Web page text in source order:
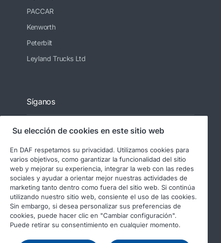
PACCAR
Kenworth
Peterbilt
Leyland Trucks Ltd
Síganos
© 2026 DAF
Aviso legal
Declaración de privacidad
Condiciones generales
Uso de cookies en DAF
Su elección de cookies en este sitio web
En DAF respetamos su privacidad. Utilizamos cookies para
varios objetivos, como garantizar la funcionalidad del sitio
web y mejorar su experiencia, integrar la web con las redes
sociales y ayudar a orientar mejor nuestras actividades de
marketing tanto dentro como fuera del sitio web. Si continúa
utilizando nuestro sitio web, consiente el uso de las cookies.
Sin embargo, si desea personalizar sus preferencias de
cookies, puede hacer clic en "Cambiar configuración".
Puede retirar su consentimiento en cualquier momento.